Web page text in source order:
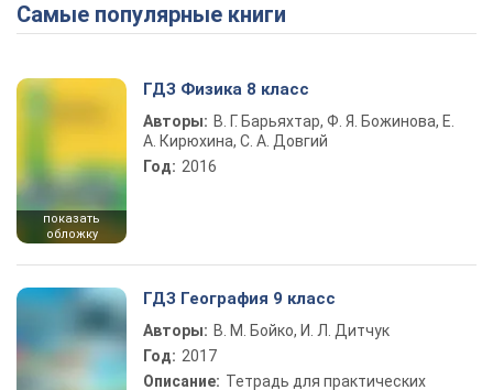
Самые популярные книги
показать
обложку
ГДЗ Физика 8 класс
Авторы: В. Г. Барьяхтар, Ф. Я. Божинова, Е.
А. Кирюхина, С. А. Довгий
Год: 2016
ГДЗ География 9 класс
Авторы: В. М. Бойко, И. Л. Дитчук
Год: 2017
Описание: Тетрадь для практических